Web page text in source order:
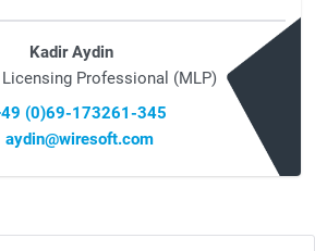
Kadir Aydin
Professional (MLP)
(0)69-173261-345
aydin@wiresoft.com